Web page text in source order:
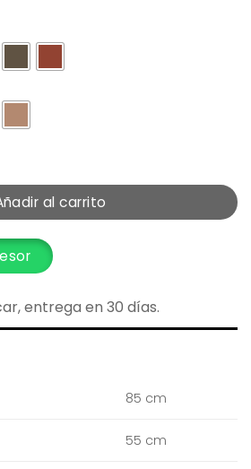
al carrito
entrega en 30 días.
85 cm
55 cm